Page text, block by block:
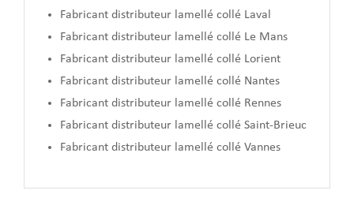
Fabricant distributeur lamellé collé Laval
Fabricant distributeur lamellé collé Le Mans
Fabricant distributeur lamellé collé Lorient
Fabricant distributeur lamellé collé Nantes
Fabricant distributeur lamellé collé Rennes
Fabricant distributeur lamellé collé Saint-Brieuc
Fabricant distributeur lamellé collé Vannes